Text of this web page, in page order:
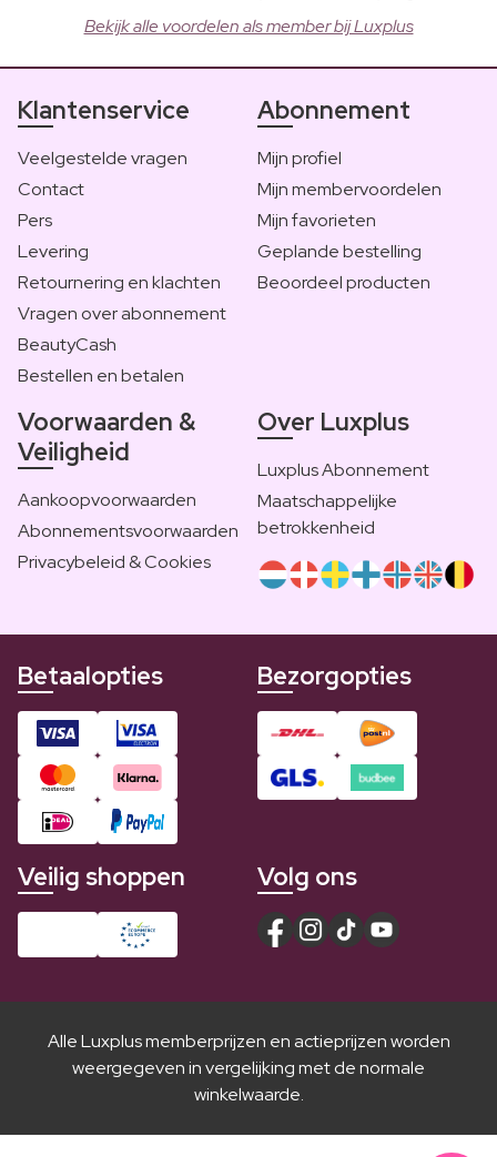
Bekijk alle voordelen als member bij Luxplus
Klantenservice
Veelgestelde vragen
Contact
Pers
Levering
Retournering en klachten
Vragen over abonnement
BeautyCash
Bestellen en betalen
Abonnement
Mijn profiel
Mijn membervoordelen
Mijn favorieten
Geplande bestelling
Beoordeel producten
Voorwaarden &
Veiligheid
Aankoopvoorwaarden
Abonnementsvoorwaarden
Privacybeleid & Cookies
Over Luxplus
Luxplus Abonnement
Maatschappelijke
betrokkenheid
Betaalopties Bezorgopties
Veilig shoppen Volg ons
Alle Luxplus memberprijzen en actieprijzen worden
weergegeven in vergelijking met de normale
winkelwaarde.